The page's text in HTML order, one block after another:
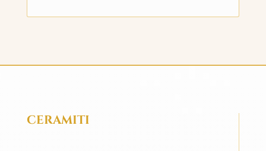
CERAMITI